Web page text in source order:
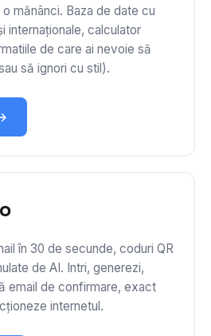
mănânci. Baza de date cu
internaționale, calculator
de care ai nevoie să
să ignori cu stil).
în 30 de secunde, coduri QR
de AI. Intri, generezi,
email de confirmare, exact
internetul.